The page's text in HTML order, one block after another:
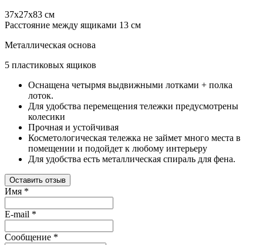
37x27x83 см
Расстояние между ящиками 13 см
Металлическая основа
5 пластиковых ящиков
Оснащена четырмя выдвижными лотками + полка
лоток.
Для удобства перемещения тележки предусмотрены
колесики
Прочная и устойчивая
Косметологическая тележка не займет много места в
помещении и подойдет к любому интерьеру
Для удобства есть металлическая спираль для фена.
Оставить отзыв
Имя *
E-mail *
Сообщение *